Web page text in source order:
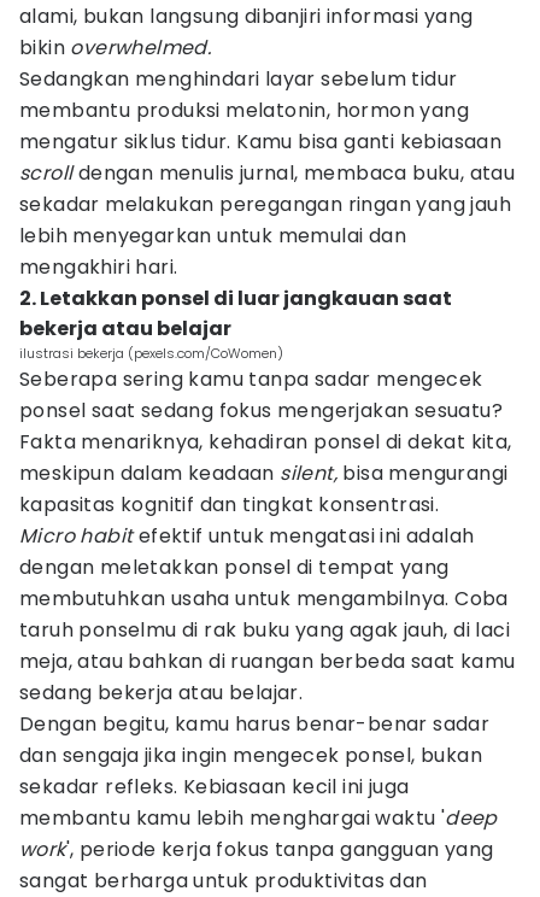
alami, bukan langsung dibanjiri informasi yang
bikin overwhelmed.
Sedangkan menghindari layar sebelum tidur
membantu produksi melatonin, hormon yang
mengatur siklus tidur. Kamu bisa ganti kebiasaan
scrolldengan menulis jurnal, membaca buku, atau
sekadar melakukan peregangan ringan yang jauh
lebih menyegarkan untuk memulai dan
mengakhiri hari.
2. Letakkan ponsel di luar jangkauan saat
bekerja atau belajar
ilustrasi bekerja (pexels.com/CoWomen)
Seberapa sering kamu tanpa sadar mengecek
ponsel saat sedang fokus mengerjakan sesuatu?
Fakta menariknya, kehadiran ponsel di dekat kita,
meskipun dalam keadaan silent, bisa mengurangi
kapasitas kognitif dan tingkat konsentrasi.
Micro habitefektif untuk mengatasi ini adalah
dengan meletakkan ponsel di tempat yang
membutuhkan usaha untuk mengambilnya. Coba
taruh ponselmu di rak buku yang agak jauh, di laci
meja, atau bahkan di ruangan berbeda saat kamu
sedang bekerja atau belajar.
Dengan begitu, kamu harus benar-benar sadar
dan sengaja jika ingin mengecek ponsel, bukan
sekadar refleks. Kebiasaan kecil ini juga
membantu kamu lebih menghargai waktu 'deep
work', periode kerja fokus tanpa gangguan yang
sangat berharga untuk produktivitas dan